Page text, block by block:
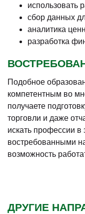
использовать
сбор данных
аналитика
разработка
Подобное
компетентным во
получаете
торговли и даже
искать профессии в
востребованными
возможность
ДРУГИЕ